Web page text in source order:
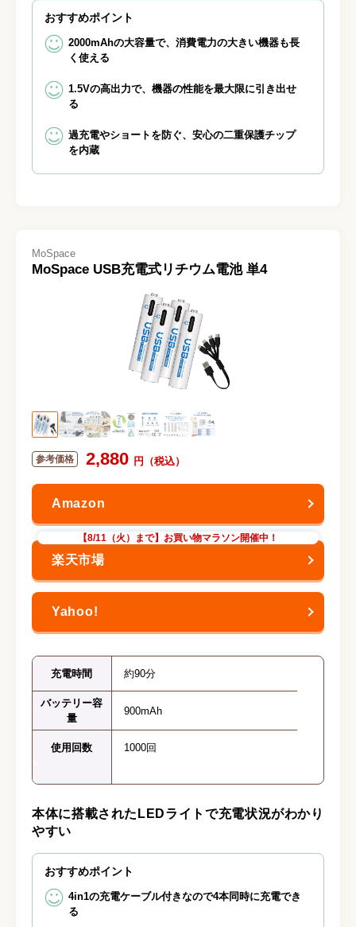
おすすめポイント
2000mAhの大容量で、消費電力の大きい機器も長
く使える
1.5Vの高出力で、機器の性能を最大限に引き出せ
る
過充電やショートを防ぐ、安心の二重保護チップ
を内蔵
MoSpace
MoSpace USB充電式リチウム電池 単4
2,880
【8/11（火）まで】お買い物マラソン開催中！
充電時間 約90分
バッテリー容
量
900mAh
使用回数 1000回
本体に搭載されたLEDライトで充電状況がわかり
やすい
おすすめポイント
4in1の充電ケーブル付きなので4本同時に充電でき
る